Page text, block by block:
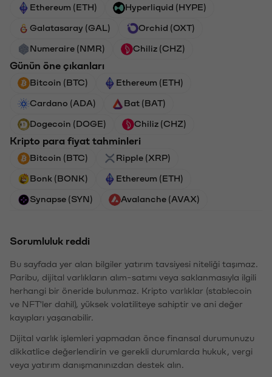
Ethereum (ETH) Hyperliquid (HYPE)
Galatasaray (GAL) Orchid (OXT)
Numeraire (NMR) Chiliz (CHZ)
Günün öne çıkanları
Bitcoin (BTC) Ethereum (ETH)
Cardano (ADA) Bat (BAT)
Dogecoin (DOGE) Chiliz (CHZ)
Kripto para fiyat tahminleri
Bitcoin (BTC) Ripple (XRP)
Bonk (BONK) Ethereum (ETH)
Synapse (SYN) Avalanche (AVAX)
Sorumluluk reddi
Bu sayfada yer alan bilgiler yatırım tavsiyesi niteliği taşımaz.
Paribu, dijital varlıkların alım-satımı veya saklanmasıyla ilgili
herhangi bir öneride bulunmaz. Kripto varlıklar (stablecoin
ve NFT'ler dahil), yüksek volatiliteye sahiptir ve ani değer
kayıpları yaşanabilir.
Dijital varlık işlemleri yapmadan önce finansal durumunuzu
dikkatlice değerlendirin ve gerekli durumlarda hukuk, vergi
veya yatırım danışmanınızdan destek alın.